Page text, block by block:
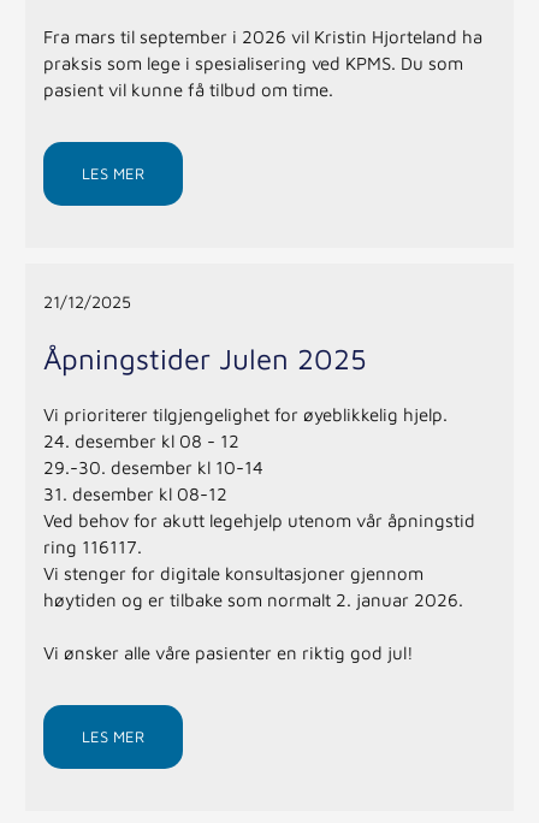
Fra mars til september i 2026 vil Kristin Hjorteland ha
praksis som lege i spesialisering ved KPMS. Du som
pasient vil kunne få tilbud om time.
LES MER
21/12/2025
Åpningstider Julen 2025
Vi prioriterer tilgjengelighet for øyeblikkelig hjelp.
24. desember kl 08 - 12
29.-30. desember kl 10-14
31. desember kl 08-12
Ved behov for akutt legehjelp utenom vår åpningstid
ring 116117.
Vi stenger for digitale konsultasjoner gjennom
høytiden og er tilbake som normalt 2. januar 2026.
Vi ønsker alle våre pasienter en riktig god jul!
LES MER